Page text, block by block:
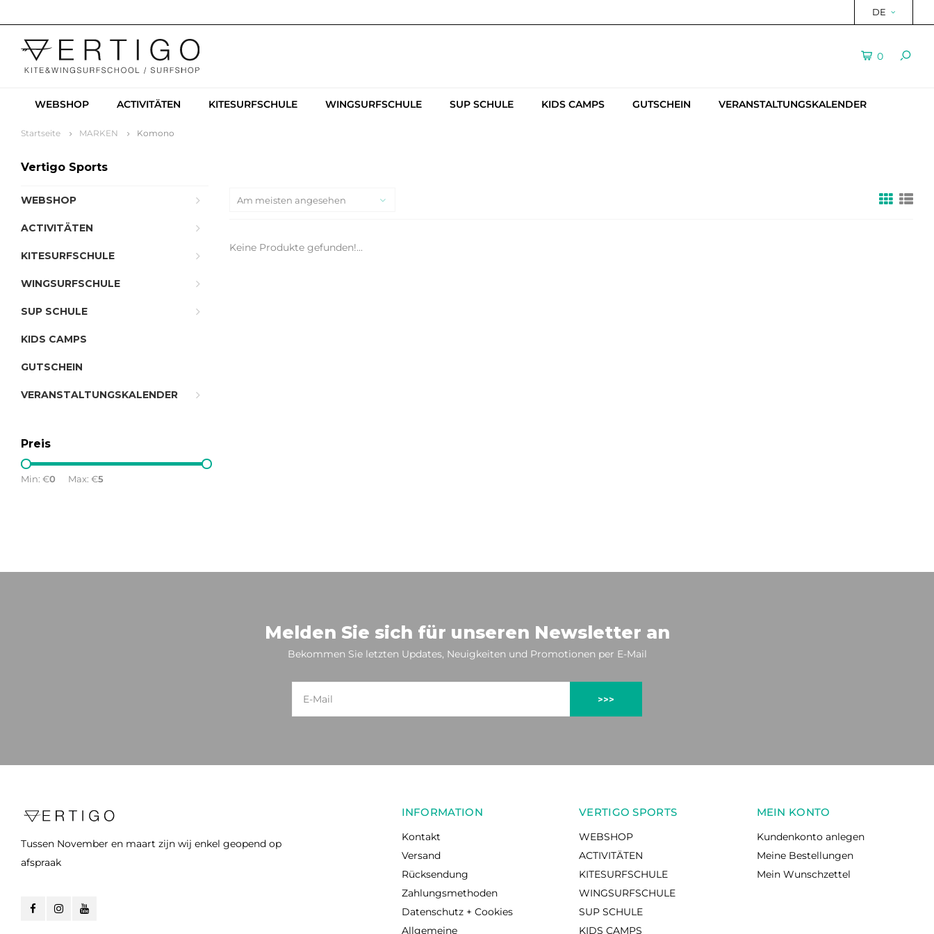
DE
0
WEBSHOP ACTIVITÄTEN KITESURFSCHULE WINGSURFSCHULE SUP SCHULE KIDS CAMPS GUTSCHEIN VERANSTALTUNGSKALENDER
Startseite MARKEN Komono
Vertigo Sports
WEBSHOP
ACTIVITÄTEN
KITESURFSCHULE
WINGSURFSCHULE
SUP SCHULE
KIDS CAMPS
GUTSCHEIN
VERANSTALTUNGSKALENDER
Preis
Min: €0 Max: €5
Am meisten angesehen
Keine Produkte gefunden!...
Melden Sie sich für unseren Newsletter an
Bekommen Sie letzten Updates, Neuigkeiten und Promotionen per E-Mail
>>>
Tussen November en maart zijn wij enkel geopend op
afspraak
INFORMATION
Kontakt
Versand
Rücksendung
Zahlungsmethoden
Datenschutz + Cookies
Allgemeine
VERTIGO SPORTS
WEBSHOP
ACTIVITÄTEN
KITESURFSCHULE
WINGSURFSCHULE
SUP SCHULE
KIDS CAMPS
MEIN KONTO
Kundenkonto anlegen
Meine Bestellungen
Mein Wunschzettel